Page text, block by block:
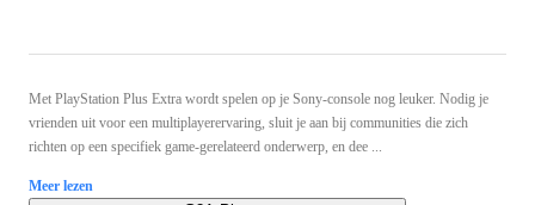
Met PlayStation Plus Extra wordt spelen op je Sony-console nog leuker. Nodig je
vrienden uit voor een multiplayerervaring, sluit je aan bij communities die zich
richten op een specifiek game-gerelateerd onderwerp, en dee ...
Meer lezen